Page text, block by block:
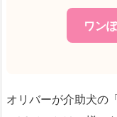
ワン
オリバーが介助犬の